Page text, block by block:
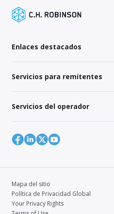
Enlaces destacados
Servicios para remitentes
Servicios del operador
Mapa del sitio
Política de Privacidad Global
Your Privacy Rights